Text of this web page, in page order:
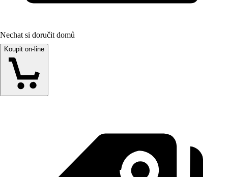
Nechat si doručit domů
Koupit on-line